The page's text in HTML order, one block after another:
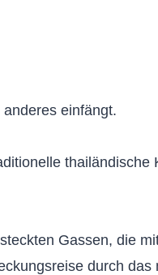
einfängt.
thailändische
Gassen, die
durch das